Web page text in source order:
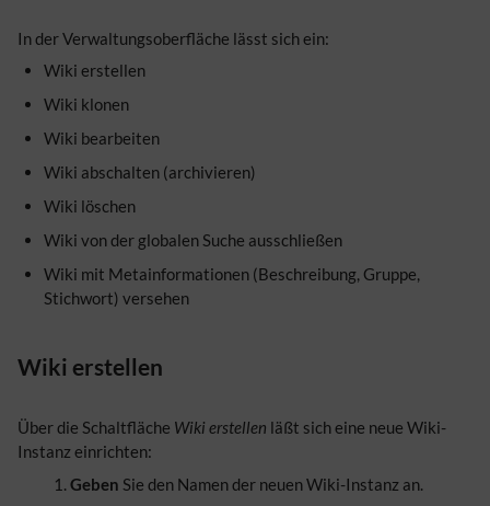
In der Verwaltungsoberfläche lässt sich ein:
Wiki erstellen
Wiki klonen
Wiki bearbeiten
Wiki abschalten (archivieren)
Wiki löschen
Wiki von der globalen Suche ausschließen
Wiki mit Metainformationen (Beschreibung, Gruppe,
Stichwort) versehen
Wiki erstellen
Über die Schaltfläche Wiki erstellen läßt sich eine neue Wiki-
Instanz einrichten:
Geben Sie den Namen der neuen Wiki-Instanz an.